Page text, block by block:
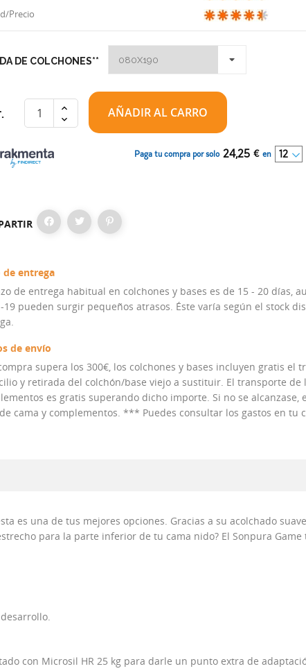
Precio
DE COLCHONES**
AÑADIR AL CARRO
Paga tu compra por solo 24,25 € en
de entrega
de entrega habitual en colchones y bases es de 15 - 20 días,
19 pueden surgir pequeños atrasos. Éste varía según el stock
de envío
supera los 300€, los colchones y bases incluyen gratis el
y retirada del colchón/base viejo a sustituir. El transporte de
es gratis superando dicho importe. Si no se alcanzase,
cama y complementos. *** Puedes consultar los gastos en
es una de tus mejores opciones. Gracias a su acolchado
para la parte inferior de tu cama nido? El Sonpura
con Microsil HR 25 kg para darle un punto extra de